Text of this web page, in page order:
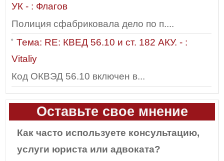
УК - : Флагов
Полиция сфабриковала дело по п....
Тема: RE: КВЕД 56.10 и ст. 182 АКУ. - :
Vitaliy
Код ОКВЭД 56.10 включен в...
Оставьте свое мнение
Как часто используете консультацию,
услуги юриста или адвоката?